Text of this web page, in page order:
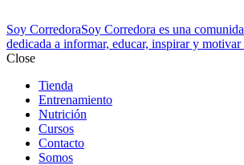
Soy CorredoraSoy Corredora es una
dedicada a informar, educar, inspirar y motivar
Close
Tienda
Entrenamiento
Nutrición
Cursos
Contacto
Somos